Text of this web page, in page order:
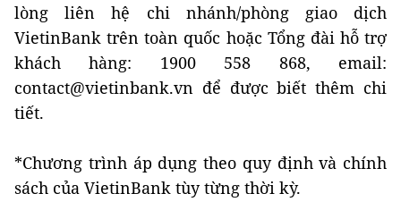
lòng liên hệ chi nhánh/phòng giao dịch
VietinBank trên toàn quốc hoặc Tổng đài hỗ trợ
khách hàng: 1900 558 868, email:
contact@vietinbank.vn để được biết thêm chi
tiết.
*Chương trình áp dụng theo quy định và chính
sách của VietinBank tùy từng thời kỳ.